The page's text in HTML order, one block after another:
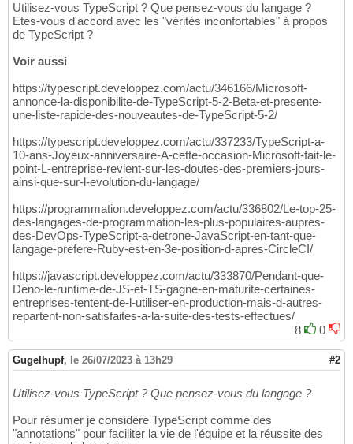
Utilisez-vous TypeScript ? Que pensez-vous du langage ?
Etes-vous d'accord avec les "vérités inconfortables" à propos
de TypeScript ?
Voir aussi
https://typescript.developpez.com/actu/346166/Microsoft-
annonce-la-disponibilite-de-TypeScript-5-2-Beta-et-presente-
une-liste-rapide-des-nouveautes-de-TypeScript-5-2/
https://typescript.developpez.com/actu/337233/TypeScript-a-
10-ans-Joyeux-anniversaire-A-cette-occasion-Microsoft-fait-le-
point-L-entreprise-revient-sur-les-doutes-des-premiers-jours-
ainsi-que-sur-l-evolution-du-langage/
https://programmation.developpez.com/actu/336802/Le-top-25-
des-langages-de-programmation-les-plus-populaires-aupres-
des-DevOps-TypeScript-a-detrone-JavaScript-en-tant-que-
langage-prefere-Ruby-est-en-3e-position-d-apres-CircleCI/
https://javascript.developpez.com/actu/333870/Pendant-que-
Deno-le-runtime-de-JS-et-TS-gagne-en-maturite-certaines-
entreprises-tentent-de-l-utiliser-en-production-mais-d-autres-
repartent-non-satisfaites-a-la-suite-des-tests-effectues/
8
0
Gugelhupf, le 26/07/2023 à 13h29 #2
Utilisez-vous TypeScript ? Que pensez-vous du langage ?
Pour résumer je considère TypeScript comme des
"annotations" pour faciliter la vie de l'équipe et la réussite des